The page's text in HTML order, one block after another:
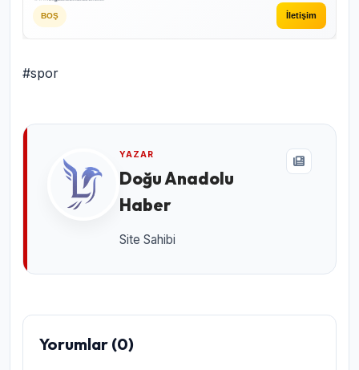
BOŞ İletişim
#spor
YAZAR
Doğu Anadolu
Haber
Site Sahibi
Yorumlar (0)